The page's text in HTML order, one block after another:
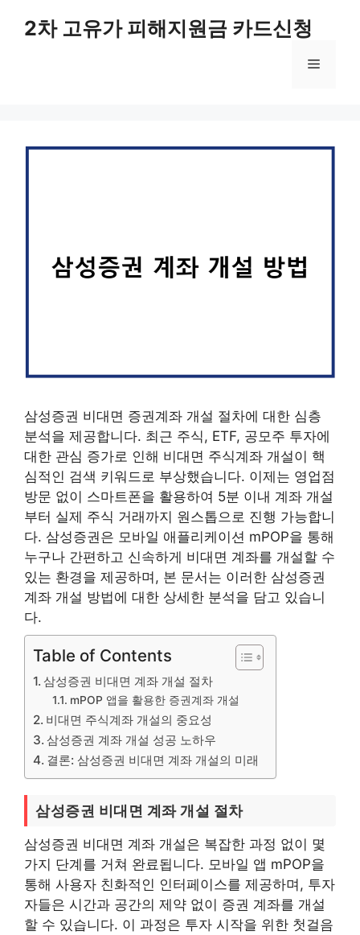
2차 고유가 피해지원금 카드신청
메
삼성증권 비대면 증권계좌 개설 절차에 대한 심층
분석을 제공합니다. 최근 주식, ETF, 공모주 투자에
대한 관심 증가로 인해 비대면 주식계좌 개설이 핵
심적인 검색 키워드로 부상했습니다. 이제는 영업점
방문 없이 스마트폰을 활용하여 5분 이내 계좌 개설
부터 실제 주식 거래까지 원스톱으로 진행 가능합니
다. 삼성증권은 모바일 애플리케이션 mPOP을 통해
누구나 간편하고 신속하게 비대면 계좌를 개설할 수
있는 환경을 제공하며, 본 문서는 이러한 삼성증권
계좌 개설 방법에 대한 상세한 분석을 담고 있습니
다.
Table of Contents
삼성증권 비대면 계좌 개설 절차
mPOP 앱을 활용한 증권계좌 개설
비대면 주식계좌 개설의 중요성
삼성증권 계좌 개설 성공 노하우
결론: 삼성증권 비대면 계좌 개설의 미래
삼성증권 비대면 계좌 개설 절차
삼성증권 비대면 계좌 개설은 복잡한 과정 없이 몇
가지 단계를 거쳐 완료됩니다. 모바일 앱 mPOP을
통해 사용자 친화적인 인터페이스를 제공하며, 투자
자들은 시간과 공간의 제약 없이 증권 계좌를 개설
할 수 있습니다. 이 과정은 투자 시작을 위한 첫걸음